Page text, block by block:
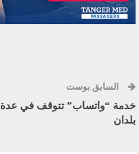
السابق بوست
خدمة “واتساب” تتوقف في عدة
بلدان